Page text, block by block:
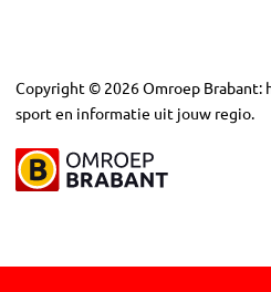
Copyright © 2026Omroep Brabant:
sport en informatie uit jouw regio.